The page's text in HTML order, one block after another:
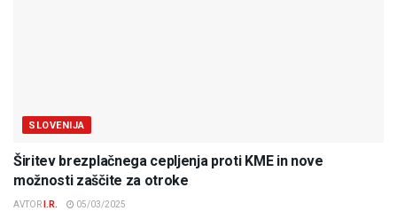
SLOVENIJA
Širitev brezplačnega cepljenja proti KME in nove
možnosti zaščite za otroke
AVTOR I.R. 05/03/2025